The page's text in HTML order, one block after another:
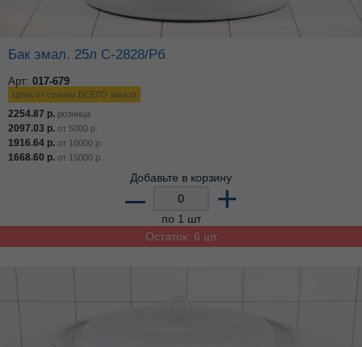
Бак эмал. 25л С-2828/Рб
Арт: 017-679
Цена от суммы ВСЕГО заказа
2254.87 р. розница
2097.03 р. от 5000 р.
1916.64 р. от 10000 р.
1668.60 р. от 15000 р.
Добавьте в корзину
– +
по 1 шт
Остаток: 6 шт